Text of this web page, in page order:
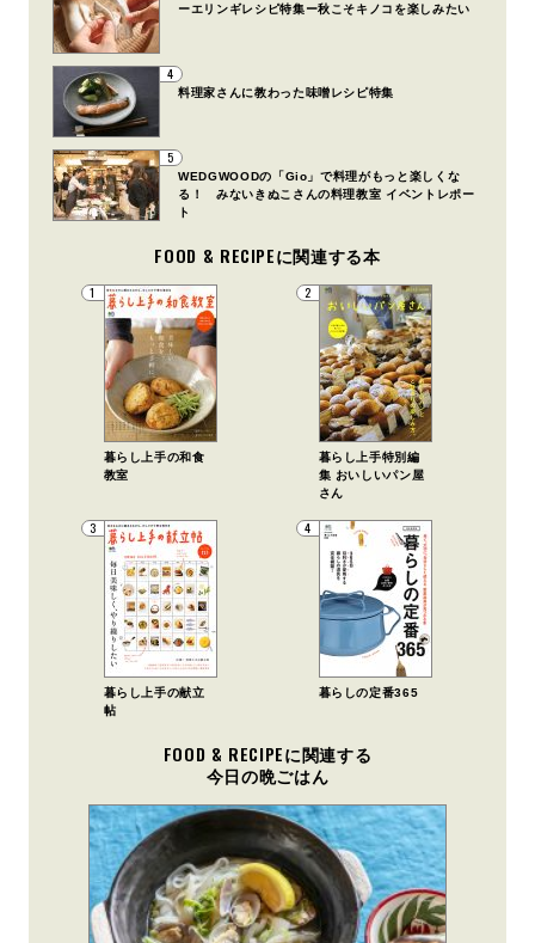
ーエリンギレシピ特集ー秋こそキノコを楽しみたい
4
料理家さんに教わった味噌レシピ特集
5
WEDGWOODの「Gio」で料理がもっと楽しくな
る！ みないきぬこさんの料理教室 イベントレポー
ト
FOOD & RECIPEに関連する本
1
暮らし上手の和食
教室
2
暮らし上手特別編
集 おいしいパン屋
さん
3
暮らし上手の献立
帖
4
暮らしの定番365
FOOD & RECIPEに関連する
今日の晩ごはん